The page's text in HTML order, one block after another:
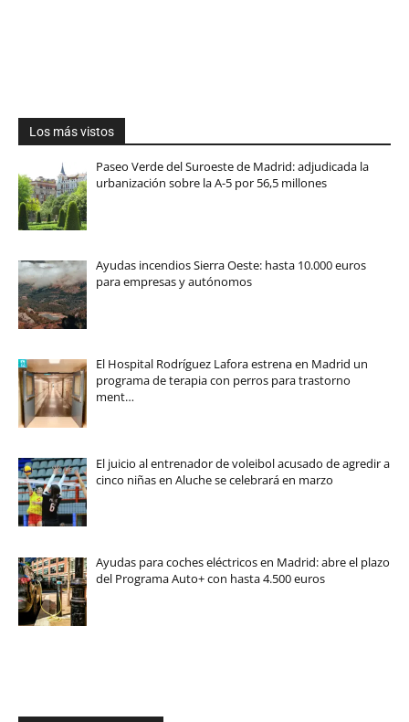
Los más vistos
Paseo Verde del Suroeste de Madrid: adjudicada la
urbanización sobre la A-5 por 56,5 millones
Ayudas incendios Sierra Oeste: hasta 10.000 euros
para empresas y autónomos
El Hospital Rodríguez Lafora estrena en Madrid un
programa de terapia con perros para trastorno
ment…
El juicio al entrenador de voleibol acusado de agredir a
cinco niñas en Aluche se celebrará en marzo
Ayudas para coches eléctricos en Madrid: abre el plazo
del Programa Auto+ con hasta 4.500 euros